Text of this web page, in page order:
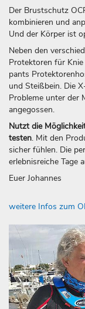
Der Brustschutz
kombinieren und
Und der Körper ist
Neben den
Protektoren für
pants
und Steißbein. Die
Probleme unter der
angegossen.
Nutzt die
testen. Mit den
sicher fühlen. Die
erlebnisreiche Tage
Euer Johannes
weitere Infos zum